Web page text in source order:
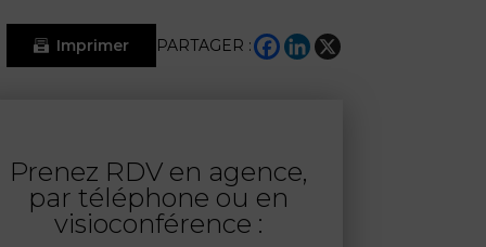
Imprimer PARTAGER :
Prenez RDV en agence,
par téléphone ou en
visioconférence :